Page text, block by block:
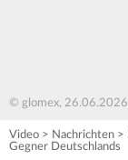
© glomex, 26.06.2026
Video > Nachrichten >
Gegner Deutschlands